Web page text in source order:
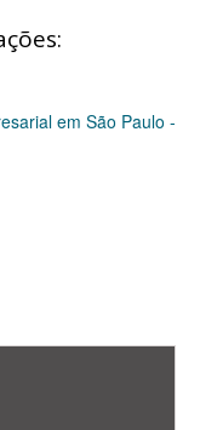
em São Paulo -